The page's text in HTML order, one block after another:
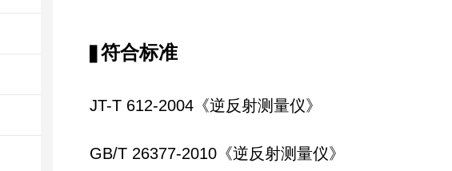
符合标准
JT-T 612-2004《逆反射测量仪》
GB/T 26377-2010《逆反射测量仪》